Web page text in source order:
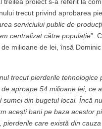
trecut privind aprobarea
serviciului public de
centralizat către populație”.
milioane de lei, însă
trecut pierderile
aproape 54 milioane lei, ce
sumei din bugetul local. Încă
acești bani pe baza acestor
pierderile care există din